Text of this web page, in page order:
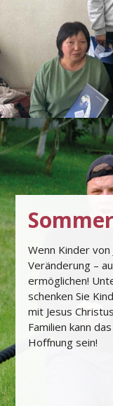
Wenn Kinder
Veränderung –
ermöglichen!
schenken Sie
mit Jesus
Familien kann
Hoﬀnung sein!